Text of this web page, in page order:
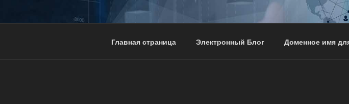
Главная страница Электронный Блог Доменное имя